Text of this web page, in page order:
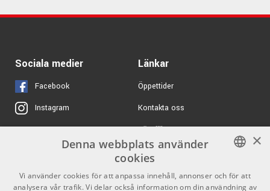
Sociala medier
Facebook
Instagram
X
Youtube
TikTok
Länkar
Öppettider
Kontakta oss
Köpvillkor
Butiken
Varumärken
SWEDISH
×
Denna webbplats använder
cookies
Vi använder cookies för att anpassa innehåll, annonser och för att
analysera vår trafik. Vi delar också information om din användning av